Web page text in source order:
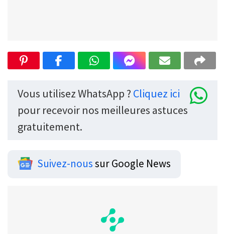
Vous utilisez WhatsApp ? Cliquez ici
pour recevoir nos meilleures astuces
gratuitement.
Suivez-noussur Google News